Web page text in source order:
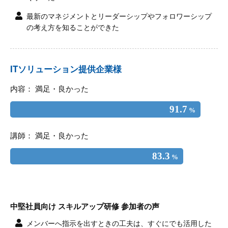
最新のマネジメントとリーダーシップやフォロワーシップ
の考え方を知ることができた
ITソリューション提供企業様
内容： 満足・良かった
91.7 %
講師： 満足・良かった
83.3 %
中堅社員向け スキルアップ研修 参加者の声
メンバーへ指示を出すときの工夫は、すぐにでも活用した